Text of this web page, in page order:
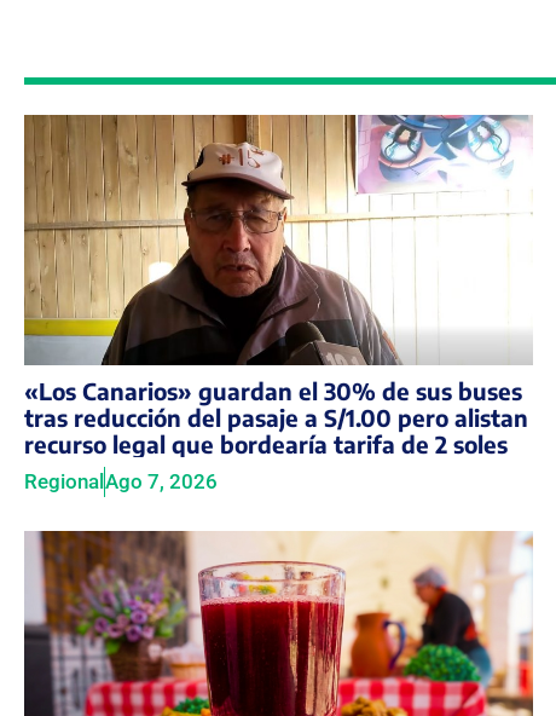
«Los Canarios» guardan el 30% de sus buses
tras reducción del pasaje a S/1.00 pero alistan
recurso legal que bordearía tarifa de 2 soles
Regional Ago 7, 2026